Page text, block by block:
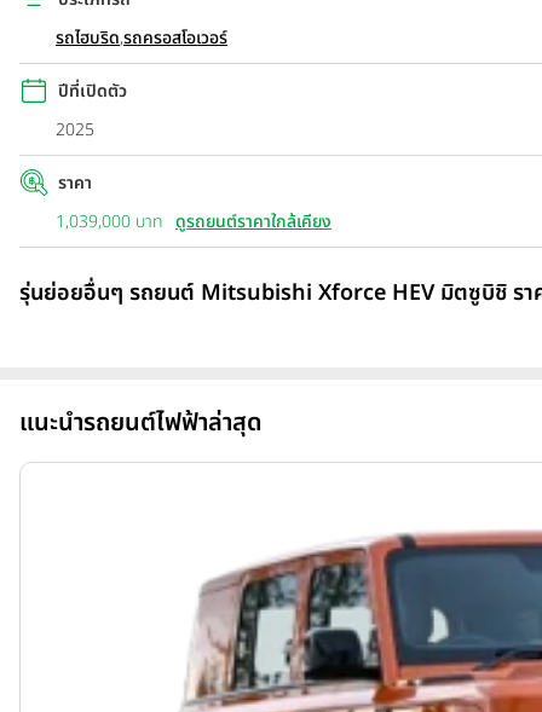
รถไฮบริด,รถครอสโอเวอร์
ปีที่เปิดตัว
2025
ราคา
1,039,000 บาท ดูรถยนต์ราคาใกล้เคียง
รุ่นย่อยอื่นๆ รถยนต์ Mitsubishi Xforce HEV มิตซูบิชิ ราค
แนะนำรถยนต์ไฟฟ้าล่าสุด